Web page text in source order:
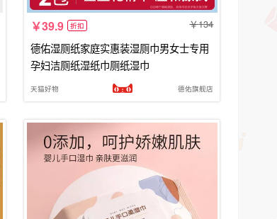
39.9 折扣 134
德佑湿厕纸家庭实惠装湿厕巾男女士专用
孕妇洁厕纸湿纸巾厕纸湿巾
天猫好物 德佑旗舰店